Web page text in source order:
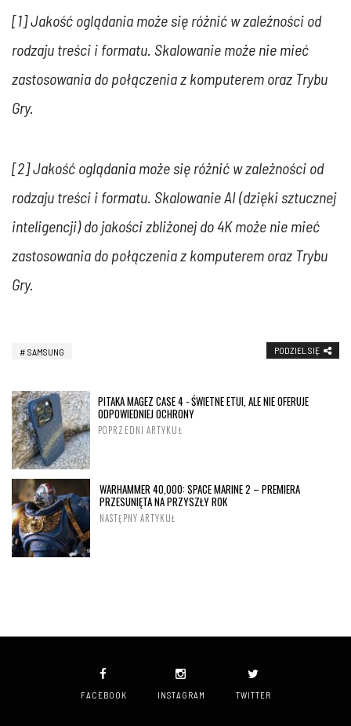
[1] Jakość oglądania może się różnić w zależności od
rodzaju treści i formatu. Skalowanie może nie mieć
zastosowania do połączenia z komputerem oraz Trybu
Gry.
[2] Jakość oglądania może się różnić w zależności od
rodzaju treści i formatu. Skalowanie AI (dzięki sztucznej
inteligencji) do jakości zbliżonej do 4K może nie mieć
zastosowania do połączenia z komputerem oraz Trybu
Gry.
SAMSUNG PODZIEL SIĘ
PITAKA MAGEZ CASE 4 - ŚWIETNE ETUI, ALE NIE OFERUJE
ODPOWIEDNIEJ OCHRONY
POPRZEDNI ARTYKUŁ
WARHAMMER 40,000: SPACE MARINE 2 – PREMIERA
PRZESUNIĘTA NA PRZYSZŁY ROK
NASTĘPNY ARTYKUŁ
FACEBOOK INSTAGRAM TWITTER